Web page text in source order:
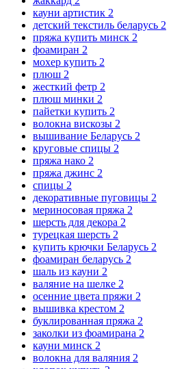
кауни артистик 2
детский текстиль беларусь 2
пряжа купить минск 2
фоамиран 2
мохер купить 2
плюш 2
жесткий фетр 2
плюш минки 2
пайетки купить 2
волокна вискозы 2
вышивание Беларусь 2
круговые спицы 2
пряжа нако 2
пряжа джинс 2
спицы 2
декоративные пуговицы 2
мериносовая пряжа 2
шерсть для декора 2
турецкая шерсть 2
купить крючки Беларусь 2
фоамиран беларусь 2
шаль из кауни 2
валяние на шелке 2
осенние цвета пряжи 2
вышивка крестом 2
буклированная пряжа 2
заколки из фоамирана 2
кауни минск 2
волокна для валяния 2